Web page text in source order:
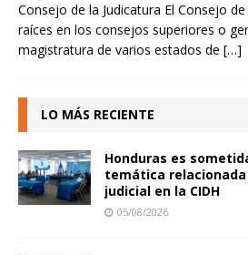
Consejo de la Judicatura El Consejo
raíces en los consejos superiores o
magistratura de varios estados de […]
LO MÁS RECIENTE
Honduras es
temática
judicial en la CIDH
05/08/2026